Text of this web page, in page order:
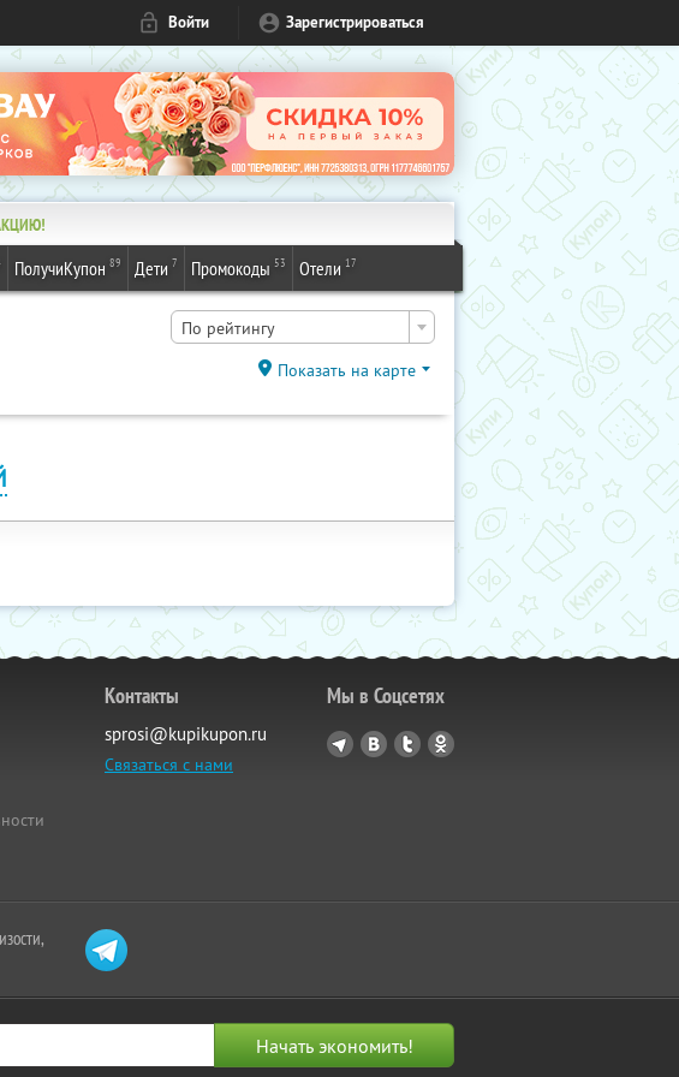
Войти Зарегистрироваться
ПолучиКупон 89 Дети 7 Промокоды 53 Отели 17
По рейтингу
Показать на карте
Контакты
sprosi@kupikupon.ru
Связаться с нами
Мы в Соцсетях